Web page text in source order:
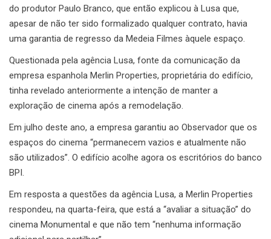
do produtor Paulo Branco, que então explicou à Lusa que,
apesar de não ter sido formalizado qualquer contrato, havia
uma garantia de regresso da Medeia Filmes àquele espaço.
Questionada pela agência Lusa, fonte da comunicação da
empresa espanhola Merlin Properties, proprietária do edifício,
tinha revelado anteriormente a intenção de manter a
exploração de cinema após a remodelação.
Em julho deste ano, a empresa garantiu ao Observador que os
espaços do cinema “permanecem vazios e atualmente não
são utilizados”. O edifício acolhe agora os escritórios do banco
BPI.
Em resposta a questões da agência Lusa, a Merlin Properties
respondeu, na quarta-feira, que está a “avaliar a situação” do
cinema Monumental e que não tem “nenhuma informação